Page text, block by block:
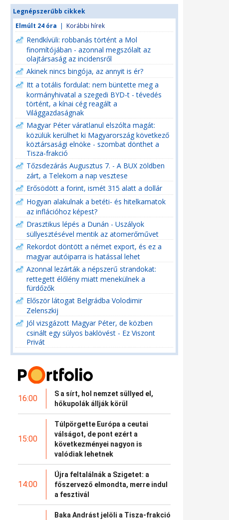
Legnépszerűbb cikkek
Elmúlt 24 óra | Korábbi hírek
Rendkívüli: robbanás történt a Mol
finomítójában - azonnal megszólalt az
olajtársaság az incidensről
Akinek nincs bingója, az annyit is ér?
Itt a totális fordulat: nem büntette meg a
kormányhivatal a szegedi BYD-t - tévedés
történt, a kínai cég reagált a
Világgazdaságnak
Magyar Péter váratlanul elszólta magát:
közülük kerülhet ki Magyarország következő
köztársasági elnöke - szombat dönthet a
Tisza-frakció
Tőzsdezárás Augusztus 7. - A BUX zöldben
zárt, a Telekom a nap vesztese
Erősödött a forint, ismét 315 alatt a dollár
Hogyan alakulnak a betéti- és hitelkamatok
az inflációhoz képest?
Drasztikus lépés a Dunán - Uszályok
süllyesztésével mentik az atomerőművet
Rekordot döntött a német export, és ez a
magyar autóiparra is hatással lehet
Azonnal lezárták a népszerű strandokat:
rettegett élőlény miatt menekülnek a
fürdőzők
Először látogat Belgrádba Volodimir
Zelenszkij
Jól vizsgázott Magyar Péter, de közben
csinált egy súlyos baklövést - Ez Viszont
Privát
16:00
S a sírt, hol nemzet süllyed el,
hőkupolák állják körül
15:00
Túlpörgette Európa a ceutai
válságot, de pont ezért a
következményei nagyon is
valódiak lehetnek
14:00
Újra feltalálnák a Szigetet: a
főszervező elmondta, merre indul
a fesztivál
Baka Andrást jelöli a Tisza-frakció